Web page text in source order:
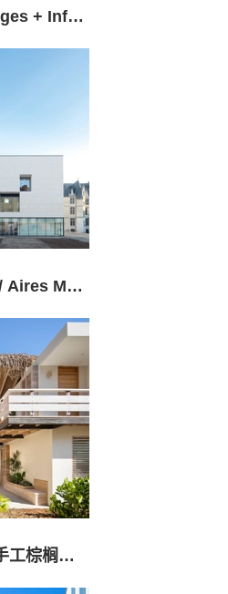
桥梁体验项目 / AntónioBorges + Infraestruturas de Portugal + IP Património
OlivierDebré当代艺术中心 / Aires Mateus
Gilded Iguana 酒店，藏在手工棕榈屋顶下 / Studio Saxe